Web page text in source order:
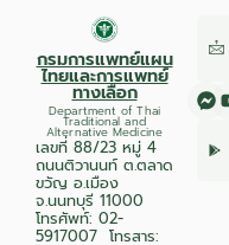
กรมการแพทย์แผน
ไทยและการแพทย์
ทางเลือก
Department of Thai
Traditional and
Alternative Medicine
เลขที่ 88/23 หมู่ 4
ถนนติวานนท์ ต.ตลาด
ขวัญ อ.เมือง
จ.นนทบุรี 11000
โทรศัพท์: 02-
5917007 โทรสาร: